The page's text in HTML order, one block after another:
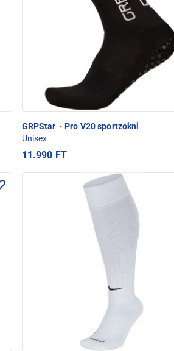
GRPStar · Pro V20 sportzokni
Unisex
11.990 FT